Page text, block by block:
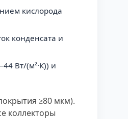
кислорода
конденсата и
Вт/(м²·К)) и
≥80 мкм).
коллекторы